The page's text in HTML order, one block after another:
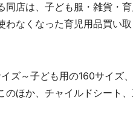
店は、子ども服・雑貨・
なくなった育児用品買い取
ズ～子ども用の160サイズ
ほか、チャイルドシート